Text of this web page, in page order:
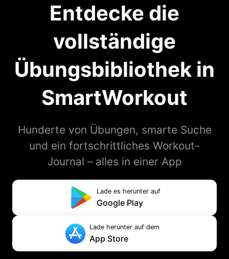
Entdecke die
vollständige
Übungsbibliothek in
SmartWorkout
Hunderte von Übungen, smarte Suche
und ein fortschrittliches Workout-
Journal – alles in einer App
Lade es herunter auf
Google Play
Lade herunter auf dem
App Store